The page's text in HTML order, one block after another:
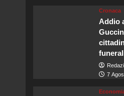
Cronaca
Addio
7